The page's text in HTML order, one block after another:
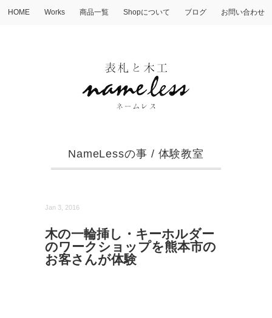
HOME Works 商品一覧 Shopについて ブログ お問い合わせ
NameLessの事 / 体験教室
Jan 3, 2016
木の一輪挿し・キーホルダー
のワークショップを熊本市の
お客さんが体験